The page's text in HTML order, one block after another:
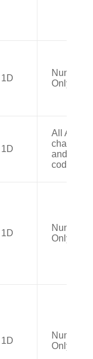
1D
Numbers
Only
1D
All ASCII
and
codes
1D
Numbers
Only
1D
Numbers
Only